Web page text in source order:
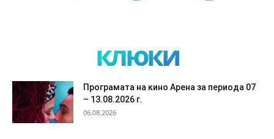
клюки
Програмата на кино Арена за периода 07
– 13.08.2026 г.
06.08.2026